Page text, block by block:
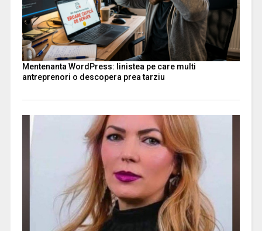
Mentenanta WordPress: linistea pe care multi
antreprenori o descopera prea tarziu